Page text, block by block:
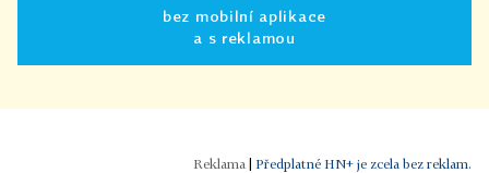
bez mobilní aplikace
a s reklamou
Předplatné HN+ je zcela bez reklam.